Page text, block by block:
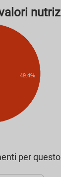
49.4%
per